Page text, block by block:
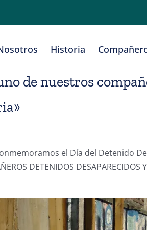
Historia
de nuestros
el Día del Detenido
DETENIDOS DESAPARECIDOS